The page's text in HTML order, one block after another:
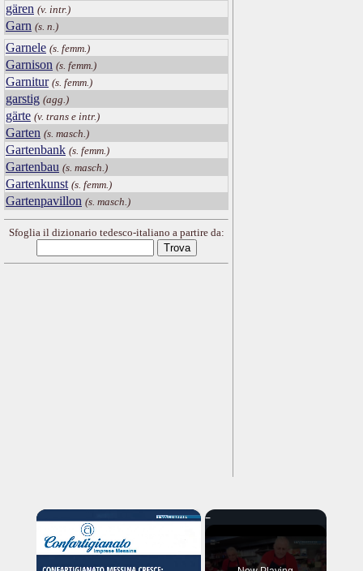
gären (v. intr.)
Garn (s. n.)
Garnele (s. femm.)
Garnison (s. femm.)
Garnitur (s. femm.)
garstig (agg.)
gärte (v. trans e intr.)
Garten (s. masch.)
Gartenbank (s. femm.)
Gartenbau (s. masch.)
Gartenkunst (s. femm.)
Gartenpavillon (s. masch.)
Sfoglia il dizionario tedesco-italiano a partire da:
×